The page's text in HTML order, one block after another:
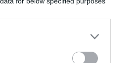
στο ταξίδι του